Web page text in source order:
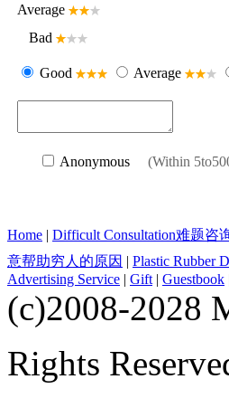
Average
Bad
Good Average
Anonymous (Within
Home | Difficult Consultation难题咨
意帮助穷人的原因 | Plastic Rubber
Advertising Service | Gift | Guestbook
(c)2008-2028
Rights